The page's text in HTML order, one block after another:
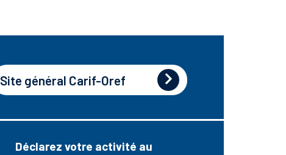
Site général Carif-Oref
Déclarez votre activité au